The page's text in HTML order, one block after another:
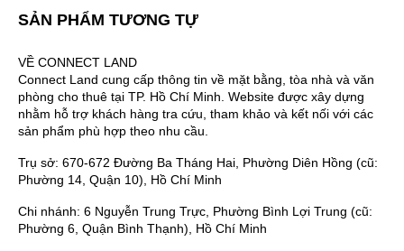
SẢN PHẨM TƯƠNG TỰ
VỀ CONNECT LAND
Connect Land cung cấp thông tin về mặt bằng, tòa nhà và văn
phòng cho thuê tại TP. Hồ Chí Minh. Website được xây dựng
nhằm hỗ trợ khách hàng tra cứu, tham khảo và kết nối với các
sản phẩm phù hợp theo nhu cầu.
Trụ sở: 670-672 Đường Ba Tháng Hai, Phường Diên Hồng (cũ:
Phường 14, Quận 10), Hồ Chí Minh
Chi nhánh: 6 Nguyễn Trung Trực, Phường Bình Lợi Trung (cũ:
Phường 6, Quận Bình Thạnh), Hồ Chí Minh